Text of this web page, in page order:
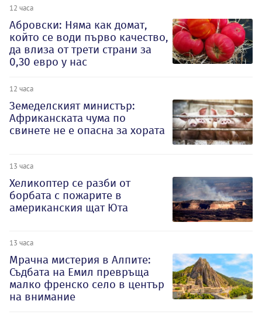
12 часа
Абровски: Няма как домат,
който се води първо качество,
да влиза от трети страни за
0,30 евро у нас
12 часа
Земеделският министър:
Африканската чума по
свинете не е опасна за хората
13 часа
Хеликоптер се разби от
борбата с пожарите в
американския щат Юта
13 часа
Мрачна мистерия в Алпите:
Съдбата на Емил превръща
малко френско село в център
на внимание